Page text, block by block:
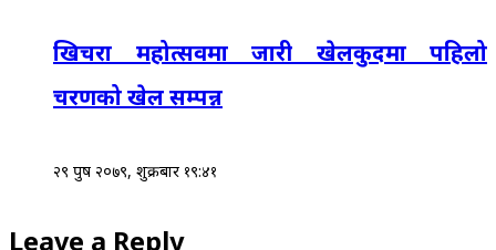
खिचरा महोत्सवमा जारी खेलकुदमा पहिलो
चरणको खेल सम्पन्न
२९ पुष २०७९, शुक्रबार १९:४१
Leave a Reply